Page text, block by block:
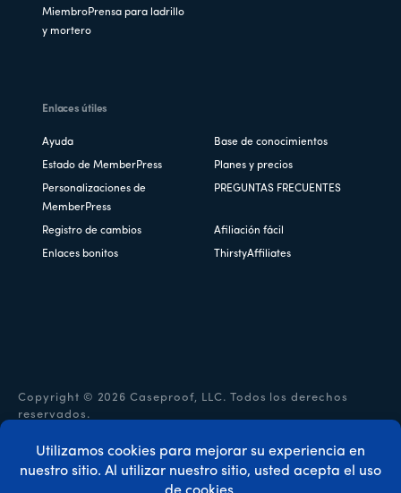
MiembroPrensa para ladrillo
y mortero
Enlaces útiles
Ayuda Base de conocimientos
Estado de MemberPress Planes y precios
Personalizaciones de
MemberPress
PREGUNTAS FRECUENTES
Registro de cambios Afiliación fácil
Enlaces bonitos ThirstyAffiliates
Copyright © 2026 Caseproof, LLC. Todos los derechos
reservados.
Política de privacidad Reembolsos
Condiciones
generales
/ Divulgación de la FTC /
Código de cupón